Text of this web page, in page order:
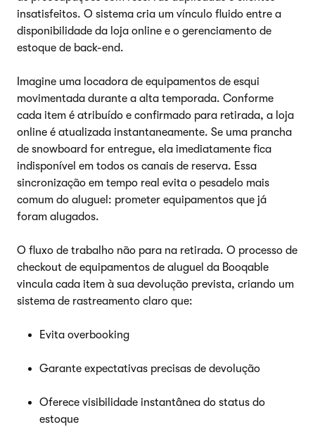
insatisfeitos. O sistema cria um vínculo fluido entre a
disponibilidade da loja online e o gerenciamento de
estoque de back-end.
Imagine uma locadora de equipamentos de esqui
movimentada durante a alta temporada. Conforme
cada item é atribuído e confirmado para retirada, a loja
online é atualizada instantaneamente. Se uma prancha
de snowboard for entregue, ela imediatamente fica
indisponível em todos os canais de reserva. Essa
sincronização em tempo real evita o pesadelo mais
comum do aluguel: prometer equipamentos que já
foram alugados.
O fluxo de trabalho não para na retirada. O processo de
checkout de equipamentos de aluguel da Booqable
vincula cada item à sua devolução prevista, criando um
sistema de rastreamento claro que:
Evita overbooking
Garante expectativas precisas de devolução
Oferece visibilidade instantânea do status do
estoque